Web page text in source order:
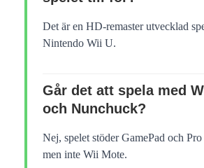
Det är en HD-remaster utvecklad
Nintendo Wii U.
Går det att spela med
och Nunchuck?
Nej, spelet stöder GamePad och
men inte Wii Mote.